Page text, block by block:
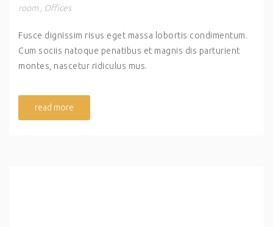
room
Offices
Fusce dignissim risus eget massa lobortis condimentum.
Cum sociis natoque penatibus et magnis dis parturient
montes, nascetur ridiculus mus.
read more